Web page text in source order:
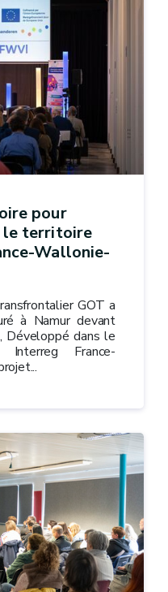
pour
le territoire
Wallonie-
GOT a
à Namur devant
Développé dans le
France-